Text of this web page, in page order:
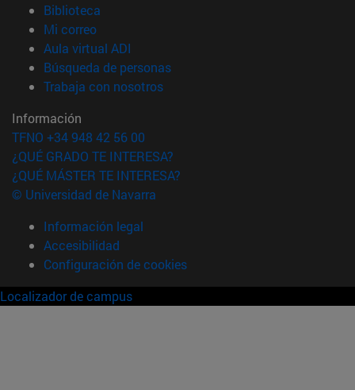
Biblioteca
Mi correo(abre en nueva ventana)
Aula virtual ADI
Búsqueda de personas(abre en nueva ventana)
Trabaja con nosotros(abre en nueva ventana)
Información
TFNO +34 948 42 56 00
¿QUÉ GRADO TE INTERESA?
¿QUÉ MÁSTER TE INTERESA?
© Universidad de Navarra
Información legal
Accesibilidad
Configuración de cookies
Localizador de campus